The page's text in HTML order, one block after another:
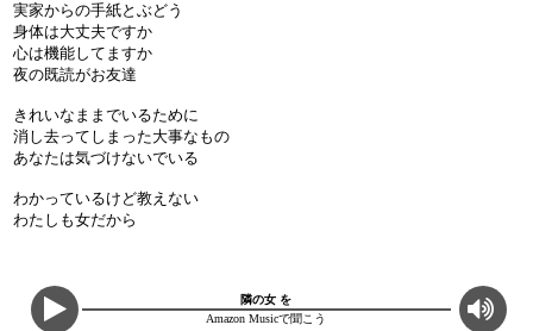
実家からの手紙とぶどう
身体は大丈夫ですか
心は機能してますか
夜の既読がお友達
きれいなままでいるために
消し去ってしまった大事なもの
あなたは気づけないでいる
わかっているけど教えない
わたしも女だから
隣の女 を
Amazon Musicで聞こう